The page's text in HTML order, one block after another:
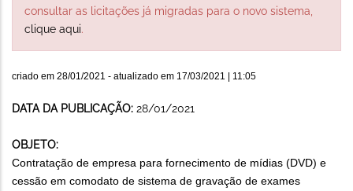
consultar as licitações já migradas para o novo sistema,
clique aqui.
criado em 28/01/2021 - atualizado em 17/03/2021 | 11:05
DATA DA PUBLICAÇÃO: 28/01/2021
OBJETO:
Contratação de empresa para fornecimento de mídias (DVD) e
cessão em comodato de sistema de gravação de exames